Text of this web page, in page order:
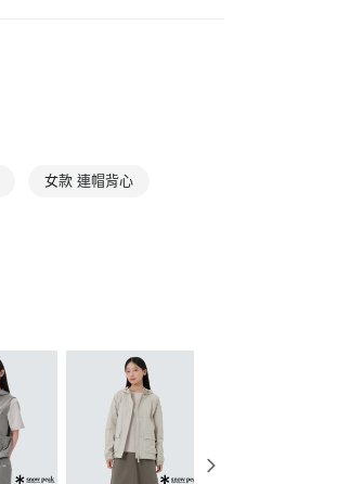
女款 連帽背心